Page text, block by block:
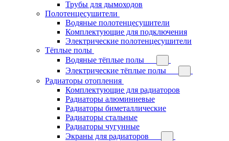
Трубы для дымоходов
Полотенцесушители
Водяные полотенцесушители
Комплектующие для подключения
Электрические полотенцесушители
Тёплые полы
Водяные тёплые полы
Электрические тёплые полы
Радиаторы отопления
Комплектующие для радиаторов
Радиаторы алюминиевые
Радиаторы биметаллические
Радиаторы стальные
Радиаторы чугунные
Экраны для радиаторов